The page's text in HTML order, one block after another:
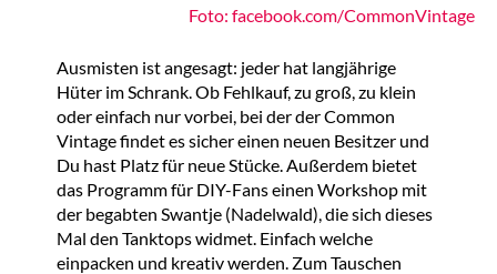
Foto: facebook.com/CommonVintage
Ausmisten ist angesagt: jeder hat langjährige
Hüter im Schrank. Ob Fehlkauf, zu groß, zu klein
oder einfach nur vorbei, bei der der Common
Vintage findet es sicher einen neuen Besitzer und
Du hast Platz für neue Stücke. Außerdem bietet
das Programm für DIY-Fans einen Workshop mit
der begabten Swantje (Nadelwald), die sich dieses
Mal den Tanktops widmet. Einfach welche
einpacken und kreativ werden. Zum Tauschen